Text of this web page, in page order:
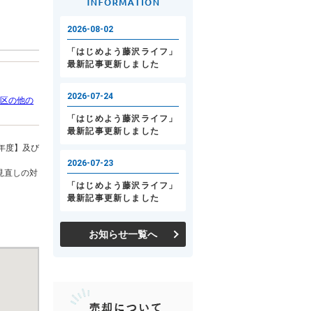
の他の
度】及び
直しの対
お知らせ一覧へ